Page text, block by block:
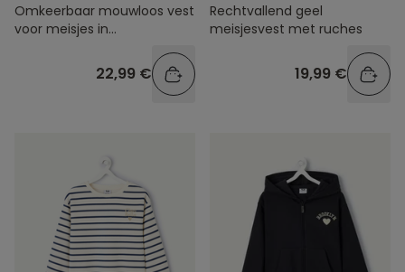
Omkeerbaar mouwloos vest
voor meisjes in
22,99 €
Rechtvallend geel
meisjesvest met ruches
19,99 €